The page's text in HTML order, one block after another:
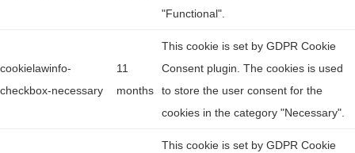
"Functional".
cookielawinfo-
checkbox-necessary
11
months
This cookie is set by GDPR Cookie
Consent plugin. The cookies is used
to store the user consent for the
cookies in the category "Necessary".
This cookie is set by GDPR Cookie